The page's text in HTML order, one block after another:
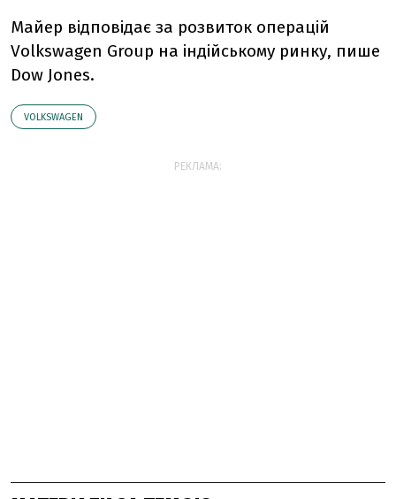
Майер відповідає за розвиток операцій
Volkswagen Group на індійському ринку, пише
Dow Jones.
VOLKSWAGEN
РЕКЛАМА: